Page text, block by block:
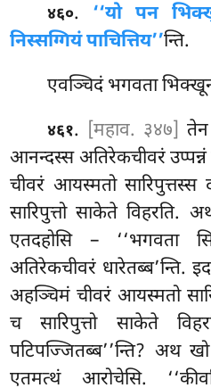
४६०. ‘‘यो पन
निस्सग्गियं पाचित्तिय’’न्ति.
एवञ्चिदंभगवता
४६१. [महाव. ३४७]
आनन्दस्स अतिरेकचीवरं
चीवरं आयस्मतो सारिपुत्तस्स
सारिपुत्तो साकेते
एतदहोसि – ‘‘भगवता
अतिरेकचीवरं धारेतब्ब’न्ति.
अहञ्चिमं चीवरं आयस्मतो
चसारिपुत्तो साकेते
पटिपज्जितब्ब’’न्ति? अथ
एतमत्थं आरोचेसि.